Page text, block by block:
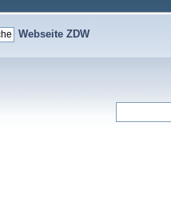
Webseite ZDW